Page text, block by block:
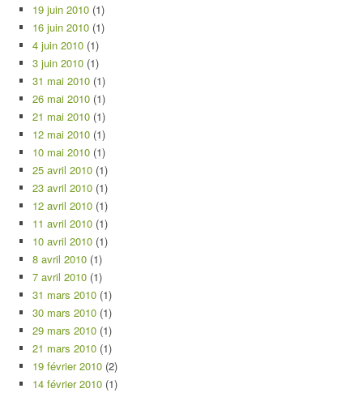
19 juin 2010 (1)
16 juin 2010 (1)
4 juin 2010 (1)
3 juin 2010 (1)
31 mai 2010 (1)
26 mai 2010 (1)
21 mai 2010 (1)
12 mai 2010 (1)
10 mai 2010 (1)
25 avril 2010 (1)
23 avril 2010 (1)
12 avril 2010 (1)
11 avril 2010 (1)
10 avril 2010 (1)
8 avril 2010 (1)
7 avril 2010 (1)
31 mars 2010 (1)
30 mars 2010 (1)
29 mars 2010 (1)
21 mars 2010 (1)
19 février 2010 (2)
14 février 2010 (1)